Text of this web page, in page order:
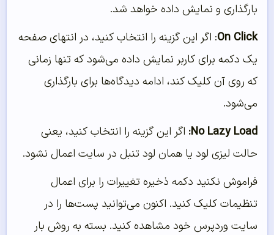
بارگذاری و نمایش داده خواهد شد.
On Click: اگر این گزینه را انتخاب کنید، در انتهای صفحه
یک دکمه برای کاربر نمایش داده می‌شود که تنها زمانی
که روی آن کلیک کند، ادامه دیدگاه‌ها برای بارگذاری
می‌شود.
No Lazy Load: اگر این گزینه را انتخاب کنید، یعنی
حالت لیزی لود یا همان لود تنبل در سایت اعمال نشود.
فراموش نکنید دکمه ذخیره تغییرات را برای اعمال
تنظیمات کلیک کنید. اکنون می‌توانید پست‌ها را در
سایت وردپرس خود مشاهده کنید. بسته به روش بار